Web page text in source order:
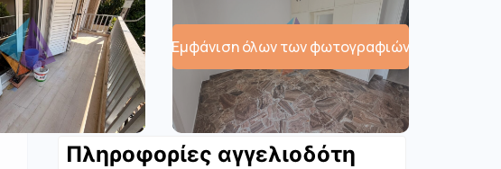
Εμφάνιση όλων των φωτογραφιών
Πληροφορίες αγγελιοδότη